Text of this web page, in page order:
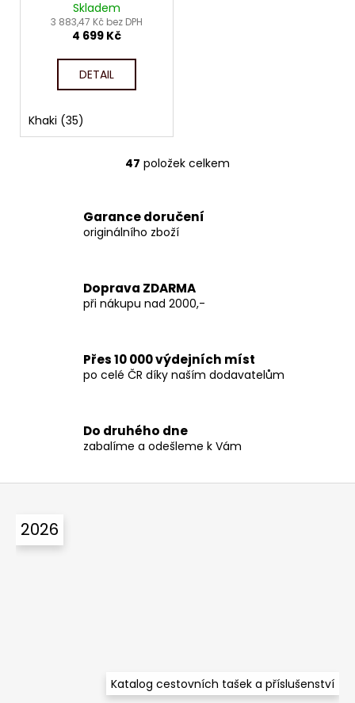
A
Skladem
3 883,47 Kč bez DPH
4 699 Kč
DETAIL
Khaki (35)
O
l
á
d
í
p
k
y
p
i
u
47 položek celkem
Garance doručení
originálního zboží
Doprava ZDARMA
při nákupu nad 2000,-
Přes 10 000 výdejních míst
po celé ČR díky naším dodavatelům
Do druhého dne
zabalíme a odešleme k Vám
2026
Katalog cestovních tašek a příslušenství